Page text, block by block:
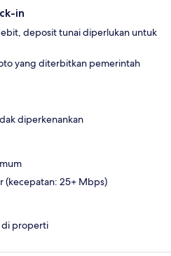
in
deposit tunai diperlukan untuk
yang diterbitkan pemerintah
diperkenankan
(kecepatan: 25+ Mbps)
di properti